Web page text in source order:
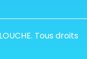
Tous droits